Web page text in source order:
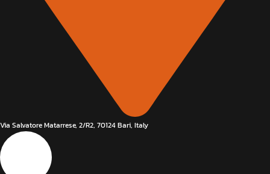
Via Salvatore Matarrese, 2/R2, 70124 Bari, Italy